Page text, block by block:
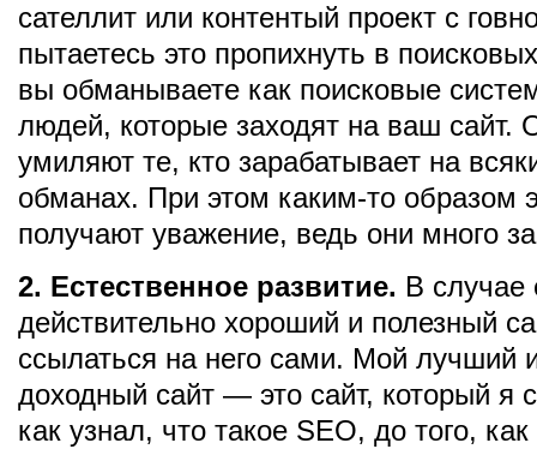
сателлит или контентый проект с
пытаетесь это пропихнуть в
вы обманываете как поисковые
людей, которые заходят на ваш сайт.
умиляют те, кто зарабатывает на
обманах. При этом каким-то образом
получают уважение, ведь они много
2. Естественное развитие. В случае
действительно хороший и полезный
ссылаться на него сами. Мой лучший
доходный сайт — это сайт, который я
как узнал, что такое SEO, до того,